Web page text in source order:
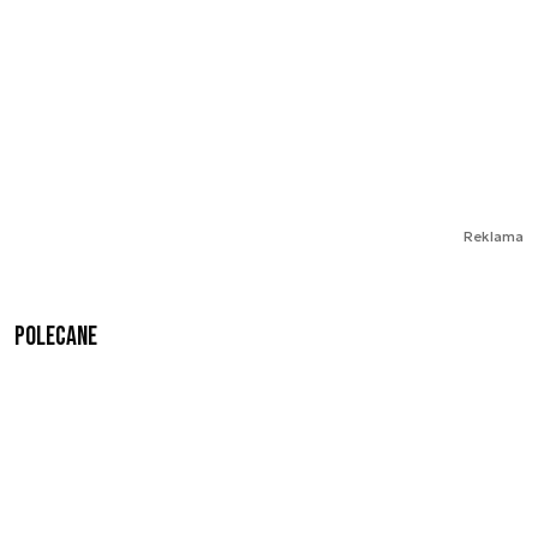
Reklama
Polecane